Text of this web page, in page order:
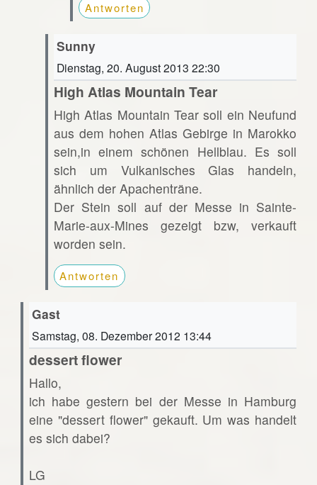
Antworten
Sunny
Dienstag, 20. August 2013 22:30
High Atlas Mountain Tear
High Atlas Mountain Tear soll ein Neufund
aus dem hohen Atlas Gebirge in Marokko
sein,in einem schönen Hellblau. Es soll
sich um Vulkanisches Glas handeln,
ähnlich der Apachenträne.
Der Stein soll auf der Messe in Sainte-
Marie-aux-Mines gezeigt bzw, verkauft
worden sein.
Antworten
Gast
Samstag, 08. Dezember 2012 13:44
dessert flower
Hallo,
ich habe gestern bei der Messe in Hamburg
eine "dessert flower" gekauft. Um was handelt
es sich dabei?
LG